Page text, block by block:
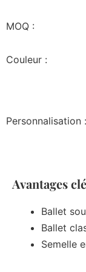
MOQ :
Couleur :
Personnalisation :
Avantages
Ballet
Ballet
Semelle